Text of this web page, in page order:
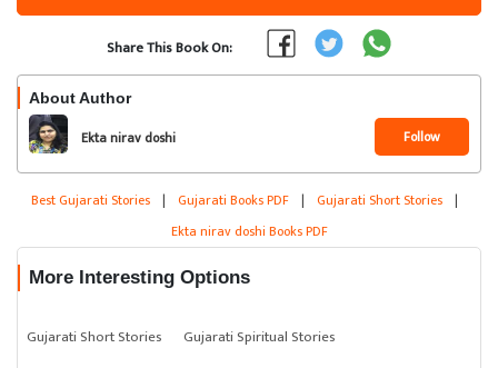
Share This Book On:
About Author
Ekta nirav doshi Follow
Best Gujarati Stories | Gujarati Books PDF | Gujarati Short Stories |
Ekta nirav doshi Books PDF
More Interesting Options
Gujarati Short Stories
Gujarati Spiritual Stories